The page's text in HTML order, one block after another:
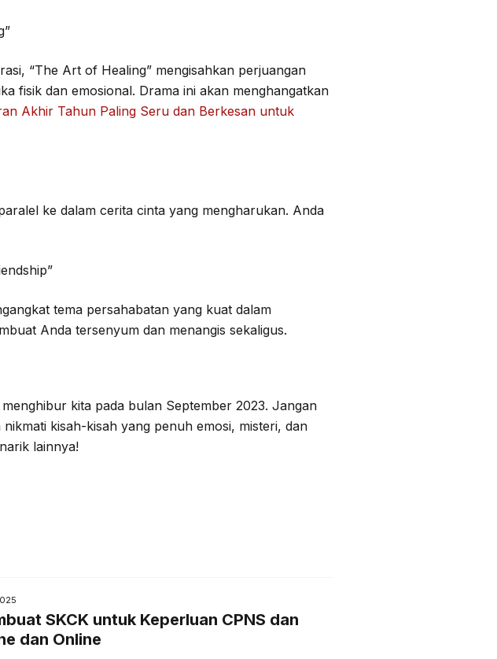
“The Art of Healing” mengisahkan perjuangan
fisik dan emosional. Drama ini akan menghangatkan
Akhir Tahun Paling Seru dan Berkesan untuk
ke dalam cerita cinta yang mengharukan. Anda
tema persahabatan yang kuat dalam
Anda tersenyum dan menangis sekaligus.
kita pada bulan September 2023. Jangan
kisah-kisah yang penuh emosi, misteri, dan
lainnya!
SKCK untuk Keperluan CPNS dan
dan Online